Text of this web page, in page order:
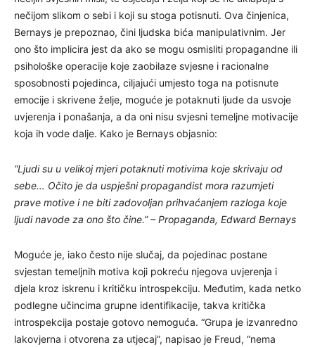
nečijom slikom o sebi i koji su stoga potisnuti. Ova činjenica,
Bernays je prepoznao, čini ljudska bića manipulativnim. Jer
ono što implicira jest da ako se mogu osmisliti propagandne ili
psihološke operacije koje zaobilaze svjesne i racionalne
sposobnosti pojedinca, ciljajući umjesto toga na potisnute
emocije i skrivene želje, moguće je potaknuti ljude da usvoje
uvjerenja i ponašanja, a da oni nisu svjesni temeljne motivacije
koja ih vode dalje. Kako je Bernays objasnio:
“Ljudi su u velikoj mjeri potaknuti motivima koje skrivaju od
sebe… Očito je da uspješni propagandist mora razumjeti
prave motive i ne biti zadovoljan prihvaćanjem razloga koje
ljudi navode za ono što čine.” – Propaganda, Edward Bernays
Moguće je, iako često nije slučaj, da pojedinac postane
svjestan temeljnih motiva koji pokreću njegova uvjerenja i
djela kroz iskrenu i kritičku introspekciju. Međutim, kada netko
podlegne učincima grupne identifikacije, takva kritička
introspekcija postaje gotovo nemoguća. “Grupa je izvanredno
lakovjerna i otvorena za utjecaj”, napisao je Freud, “nema